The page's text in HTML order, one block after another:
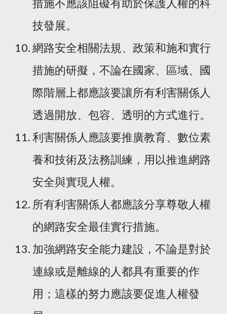
技發展。
網路安全相關法規、政策和施和實行
措施的研擬，不論在國家、區域、國
際階層上都應該要讓所有利害關係人
透過開放、包容、透明的方式進行。
利害關係人應該要推廣教育、數位素
養和技術及法務訓練，用以推進網路
安全與實現人權。
所有利害關係人都應該分享尊敬人權
的網路安全最佳實行措施。
加強網路安全能力建設，不論是對於
連線或是離線的人都具有重要的作
用；這樣的努力應該要促進人權發